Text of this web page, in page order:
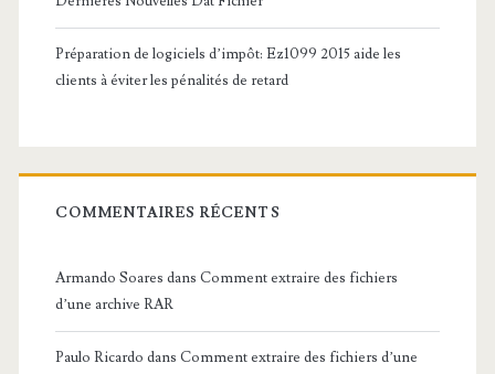
Préparation de logiciels d’impôt: Ez1099 2015 aide les
clients à éviter les pénalités de retard
COMMENTAIRES RÉCENTS
Armando Soares dans Comment extraire des fichiers
d’une archive RAR
Paulo Ricardo dans Comment extraire des fichiers d’une